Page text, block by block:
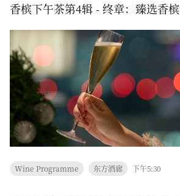
香槟下午茶第4辑 - 终章：臻选香槟
Wine Programme 东方酒廊 下午5:30